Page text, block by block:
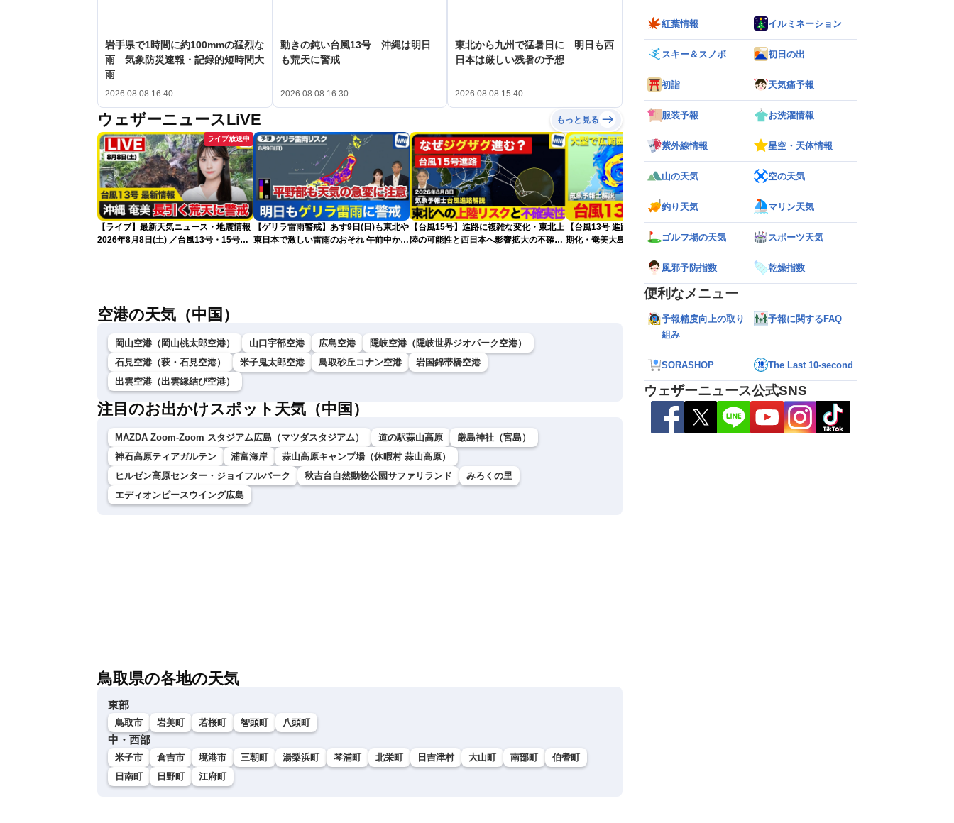
岩手県で1時間に約100mmの猛烈な
雨 気象防災速報・記録的短時間大
雨
2026.08.08 16:40
動きの鈍い台風13号 沖縄は明日
も荒天に警戒
2026.08.08 16:30
東北から九州で猛暑日に 明日も西
日本は厳しい残暑の予想
2026.08.08 15:40
ウェザーニュースLiVE もっと見る
ライブ放送中
【ライブ】最新天気ニュース・地震情報
2026年8月8日(土) ／台風13号・15号
【ゲリラ雷雨警戒】あす9日(日)も東北や
東日本で激しい雷雨のおそれ 午前中から
【台風15号】進路に複雑な変化・東北上
陸の可能性と西日本へ影響拡大の不確実
【台風13号 進路解説】通過後も影響長
期化・奄美大島で総雨量400mm超・高
波に要警戒（2026.08.08 16:00）
水帯が発生のおそれも＜気象防災速報・
記録的短時間大雨＞
空港の天気（中国）
岡山空港（岡山桃太郎空港） 山口宇部空港 広島空港
隠岐空港（隠岐世界ジオパーク空港）
石見空港（萩・石見空港）
米子鬼太郎空港 鳥取砂丘コナン空港
岩国錦帯橋空港
出雲空港（出雲縁結び空港）
注目のお出かけスポット天気（中国）
MAZDA Zoom-Zoom スタジアム広島（マツダスタジアム） 道の駅蒜山高原
厳島神社（宮島）
神石高原ティアガルテン
浦富海岸
蒜山高原キャンプ場（休暇村 蒜山高原）
ヒルゼン高原センター・ジョイフルパーク
秋吉台自然動物公園サファリランド
みろくの里
エディオンピースウイング広島
鳥取県の各地の天気
東部
鳥取市 岩美町 若桜町 智頭町 八頭町
中・西部
米子市 倉吉市 境港市 三朝町 湯梨浜町 琴浦町 北栄町 日吉津村 大山町 南部町
伯耆町
日南町
日野町 江府町
紅葉情報 イルミネーション
スキー＆スノボ 初日の出
初詣 天気痛予報
服装予報 お洗濯情報
紫外線情報 星空・天体情報
山の天気 空の天気
釣り天気 マリン天気
ゴルフ場の天気 スポーツ天気
風邪予防指数 乾燥指数
便利なメニュー
予報精度向上の取り
組み
予報に関するFAQ
SORASHOP The Last 10-second
ウェザーニュース公式SNS